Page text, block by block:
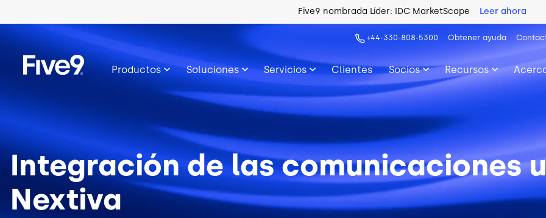
Five9 nombrada Líder: IDC MarketScape Leer ahora
+44-330-808-5300 Obtener ayuda
Productos Soluciones Servicios Clientes Socios Recursos
Integración de las comunicaciones
Nextiva